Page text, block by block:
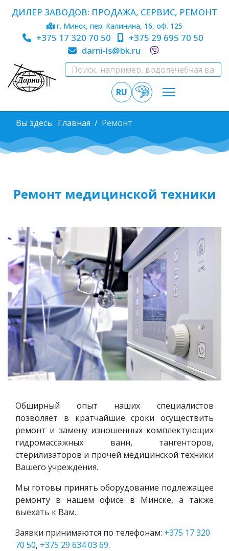
ДИЛЕР ЗАВОДОВ: ПРОДАЖА, СЕРВИС, РЕМОНТ
г. Минск, пер. Калинина, 16, оф. 125
+375 17 320 70 50
+375 29 695 70 50
darni-ls@bk.ru
RU
Вы здесь: Главная Ремонт
Ремонт медицинской техники
Обширный опыт наших специалистов
позволяет в кратчайшие сроки осуществить
ремонт и замену изношенных комплектующих
гидромассажных ванн, тангенторов,
стерилизаторов и прочей медицинской техники
Вашего учреждения.
Мы готовы принять оборудование подлежащее
ремонту в нашем офисе в Минске, а также
выехать к Вам.
Заявки принимаются по телефонам: +375 17 320
70 50, +375 29 634 03 69.